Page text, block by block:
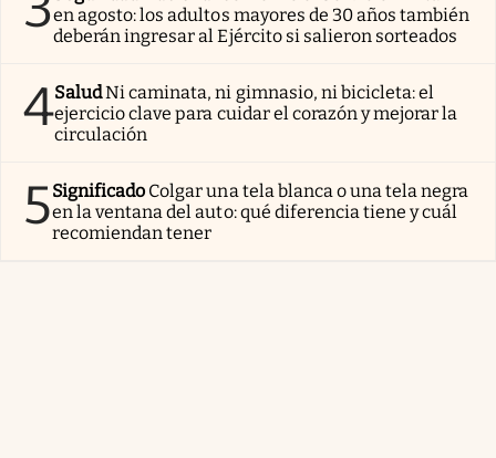
en agosto: los adultos mayores de 30 años también
deberán ingresar al Ejército si salieron sorteados
4SaludNi caminata, ni gimnasio, ni bicicleta: el
ejercicio clave para cuidar el corazón y mejorar la
circulación
5Significado Colgar una tela blanca o una tela negra
en la ventana del auto: qué diferencia tiene y cuál
recomiendan tener